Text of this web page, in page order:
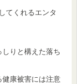
てくれるエンタ
りと構えた落ち
康被害には注意